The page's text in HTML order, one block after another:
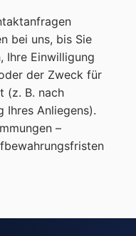
bei uns, bis Sie
Ihre Einwilligung
der Zweck für
(z. B. nach
Ihres Anliegens).
–